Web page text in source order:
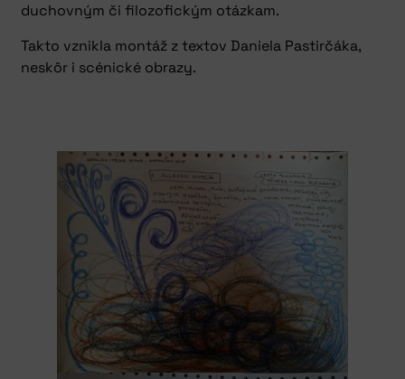
duchovným či filozofickým otázkam.
Takto vznikla montáž z textov Daniela Pastirčáka,
neskôr i scénické obrazy.